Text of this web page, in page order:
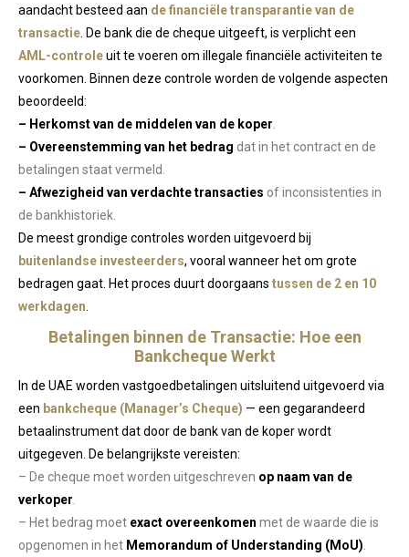
aandacht besteed aan de financiële transparantie van de
transactie. De bank die de cheque uitgeeft, is verplicht een
AML-controleuit te voeren om illegale financiële activiteiten te
voorkomen. Binnen deze controle worden de volgende aspecten
beoordeeld:
– Herkomst van de middelen van de koper.
– Overeenstemming van het bedrag dat in het contract en de
betalingen staat vermeld.
– Afwezigheid van verdachte transacties of inconsistenties in
de bankhistoriek.
De meest grondige controles worden uitgevoerd bij
buitenlandse investeerders, vooral wanneer het om grote
bedragen gaat. Het proces duurt doorgaans tussen de 2 en 10
werkdagen.
Betalingen binnen de Transactie: Hoe een
Bankcheque Werkt
In de UAE worden vastgoedbetalingen uitsluitend uitgevoerd via
een bankcheque (Manager’s Cheque) — een gegarandeerd
betaalinstrument dat door de bank van de koper wordt
uitgegeven. De belangrijkste vereisten:
– De cheque moet worden uitgeschreven op naam van de
verkoper.
– Het bedrag moet exact overeenkomen met de waarde die is
opgenomen in het Memorandum of Understanding (MoU).